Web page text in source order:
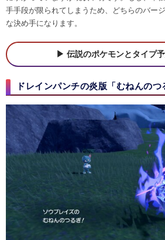
手手段が限られてしまうため、どちらのバー
な決め手になります。
伝説のポケモンとタイプ
ドレインパンチの炎版「むねんのつ